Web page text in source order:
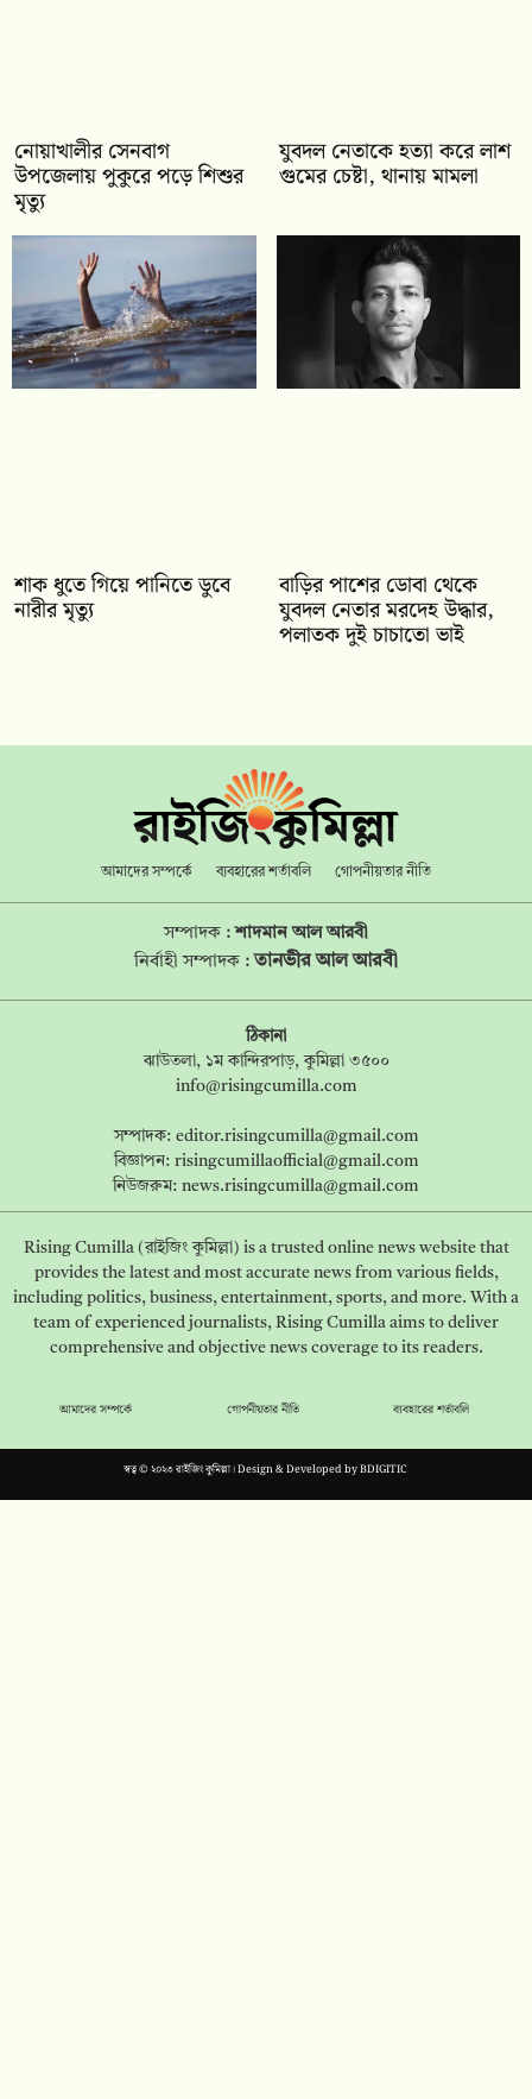
নোয়াখালীর সেনবাগ
উপজেলায় পুকুরে পড়ে শিশুর
মৃত্যু
যুবদল নেতাকে হত্যা করে লাশ
গুমের চেষ্টা, থানায় মামলা
শাক ধুতে গিয়ে পানিতে ডুবে
নারীর মৃত্যু
বাড়ির পাশের ডোবা থেকে
যুবদল নেতার মরদেহ উদ্ধার,
পলাতক দুই চাচাতো ভাই
আমাদের সম্পর্কে ব্যবহারের শর্তাবলি গোপনীয়তার নীতি
সম্পাদক :শাদমান আল আরবী
নির্বাহী সম্পাদক : তানভীর আল আরবী
ঠিকানা
ঝাউতলা, ১ম কান্দিরপাড়, কুমিল্লা ৩৫০০
info@risingcumilla.com
সম্পাদক: editor.risingcumilla@gmail.com
বিজ্ঞাপন: risingcumillaofficial@gmail.com
নিউজরুম: news.risingcumilla@gmail.com
Rising Cumilla (রাইজিং কুমিল্লা) is a trusted online news website that
provides the latest and most accurate news from various fields,
including politics, business, entertainment, sports, and more. With a
team of experienced journalists, Rising Cumilla aims to deliver
comprehensive and objective news coverage to its readers.
আমাদের সম্পর্কে গোপনীয়তার নীতি ব্যবহারের শর্তাবলি
স্বত্ব © ২০২৩ রাইজিং কুমিল্লা। Design & Developed byBDIGITIC